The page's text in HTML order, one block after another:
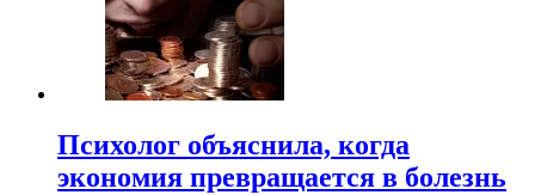
Психолог объяснила, когда
экономия превращается в болезнь